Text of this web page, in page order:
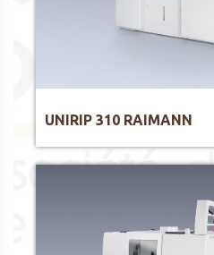
UNIRIP 310 RAIMANN